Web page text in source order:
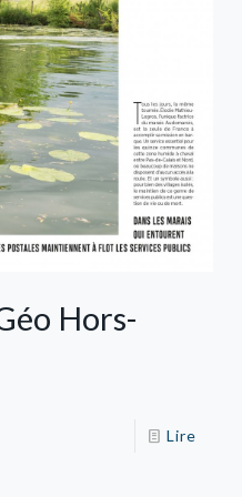
Hors-
Lire